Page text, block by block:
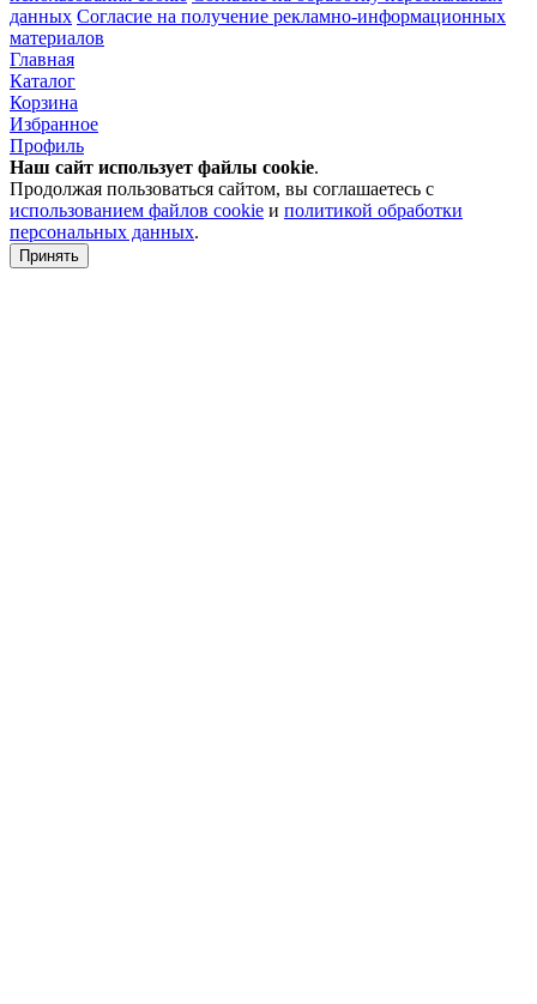
данных Согласие на получение рекламно-информационных
материалов
Главная
Каталог
Корзина
Избранное
Профиль
Наш сайт использует файлы cookie.
Продолжая пользоваться сайтом, вы соглашаетесь с
использованием файлов cookie и политикой обработки
персональных данных.
Принять